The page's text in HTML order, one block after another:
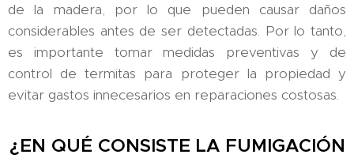
de la madera, por lo que pueden causar daños
considerables antes de ser detectadas. Por lo tanto,
es importante tomar medidas preventivas y de
control de termitas para proteger la propiedad y
evitar gastos innecesarios en reparaciones costosas.
¿EN QUÉ CONSISTE LA FUMIGACIÓN